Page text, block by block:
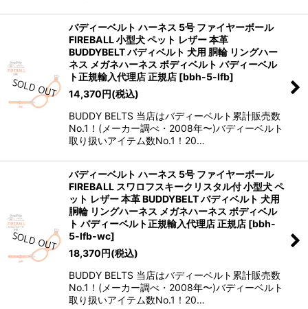
バディーベルト ハーネス 5号 ファイヤーボール
FIREBALL 小型犬 ペット レザー 本革
BUDDYBELT バディベルト 犬用 胴輪 リングハー
ネス メガネハーネス ボディベルト バディーベル
ト正規輸入代理店 正規店 [bbh-5-lfb]
14,370円(税込)
BUDDY BELTS 当店はバディーベルト累計販売数
No.1！(メーカー調べ・2008年〜)バディーベルト
取り扱いアイテム数No.1！20…
バディーベルト ハーネス 5号 ファイヤーボール
FIREBALL スワロフスキークリスタル付 小型犬 ペ
ット レザー 本革 BUDDYBELT バディベルト 犬用
胴輪 リングハーネス メガネハーネス ボディベル
ト バディーベルト正規輸入代理店 正規店 [bbh-
5-lfb-wc]
18,370円(税込)
BUDDY BELTS 当店はバディーベルト累計販売数
No.1！(メーカー調べ・2008年〜)バディーベルト
取り扱いアイテム数No.1！20…